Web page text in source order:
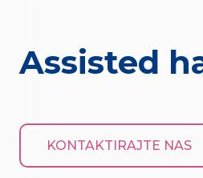
Assisted
KONTAKTIRAJTE NAS